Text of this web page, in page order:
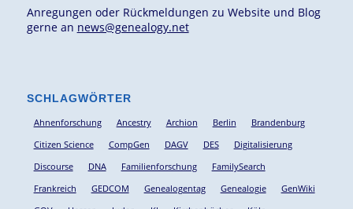
Anregungen oder Rückmeldungen zu Website und Blog
gerne an news@genealogy.net
SCHLAGWÖRTER
Ahnenforschung Ancestry Archion Berlin
Brandenburg
Citizen Science
CompGen DAGV DES
Digitalisierung
Discourse
DNA Familienforschung
FamilySearch
Frankreich
GEDCOM Genealogentag Genealogie
GenWiki